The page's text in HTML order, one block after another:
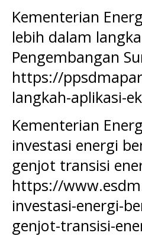
Kementerian
lebih dalam
Pengembangan
https://
langkah-aplikasi-
Kementerian
investasi energi
genjot transisi
https://
investasi-energi-
genjot-transisi-